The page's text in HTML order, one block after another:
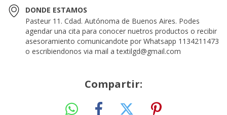
DONDE ESTAMOS
Pasteur 11. Cdad. Autónoma de Buenos Aires. Podes
agendar una cita para conocer nuetros productos o recibir
asesoramiento comunicandote por Whatsapp 1134211473
o escribiendonos via mail atextilgd@gmail.com
Compartir: